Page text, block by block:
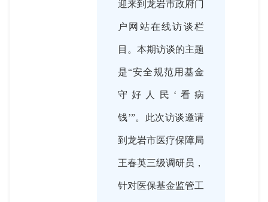
迎来到龙岩市政府门
户网站在线访谈栏
目。本期访谈的主题
是“安全规范用基金
守好人民‘看病
钱’”。此次访谈邀请
到龙岩市医疗保障局
王春英三级调研员，
针对医保基金监管工